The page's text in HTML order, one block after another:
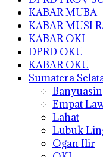
KABAR MUBA
KABAR MUSI
KABAR OKI
DPRD OKU
KABAR OKU
Sumatera
Banyuasin
Empat
Lahat
Lubuk
Ogan Ilir